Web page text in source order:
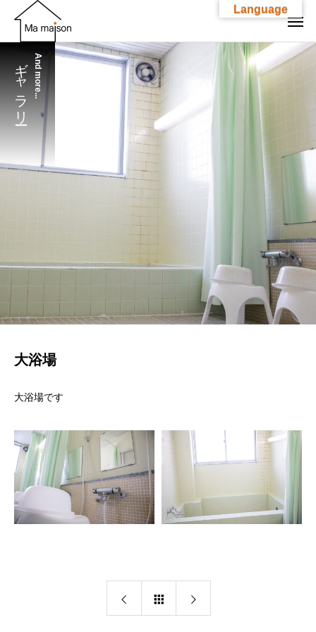
And more...
ギャラリー
大浴場
大浴場です
Language